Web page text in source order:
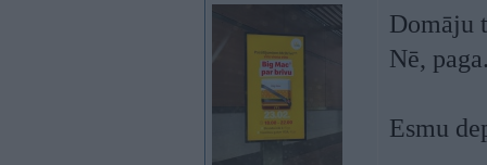
Domāju
Nē,
Esmu